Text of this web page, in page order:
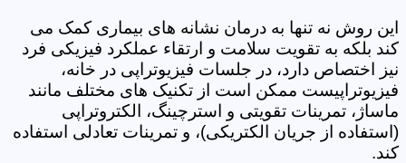
این روش نه تنها به درمان نشانه های بیماری کمک می
کند بلکه به تقویت سلامت و ارتقاء عملکرد فیزیکی فرد
نیز اختصاص دارد، در جلسات فیزیوتراپی در خانه،
فیزیوتراپیست ممکن است از تکنیک های مختلف مانند
ماساژ، تمرینات تقویتی و استرچینگ، الکتروتراپی
(استفاده از جریان الکتریکی)، و تمرینات تعادلی استفاده
کند.